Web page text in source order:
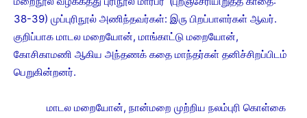
38-39) முப்புரிநூல் அணிந்தவர்கள்: இரு பிறப்பாளர்கள் ஆவர்.
குறிப்பாக மாடல மறையோன், மாங்காட்டு மறையோன்,
கோசிகாமணி ஆகிய அந்தணக் கதை மாந்தர்கள் தனிச்சிறப்பிடம்
பெறுகின்றனர்.
மாடல மறையோன், நான்மறை முற்றிய நலம்புரி கொள்கை